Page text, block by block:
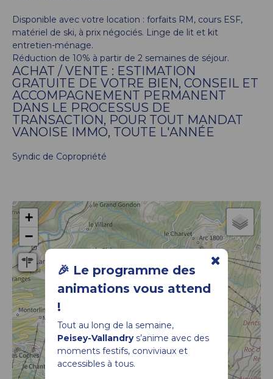
🎉 Le programme des
animations vous attend
!
Tout au long de la semaine,
Peisey-Vallandrys’anime avec des
moments festifs, conviviaux et
accessibles à tous.
Disponible avec votre location : forfaits RM, cours ESF,
matériel de ski, à prix négociés. Linge de lit et kit
entretien-ménage.
Réduction de 10% à partir de 2 semaines de séjour.
ACHAT / VENTE : ESTIMATION
GRATUITE DE VOTRE BIEN, CONSEIL ET
ACCOMPAGNEMENT PERMANENT
DANS LE PROCESSUS DE
TRANSACTION, POUR TOUT MANDAT
VANOISE IMMO, TOUTE L'ANNÉE
Syndic de Copropriété
+
−